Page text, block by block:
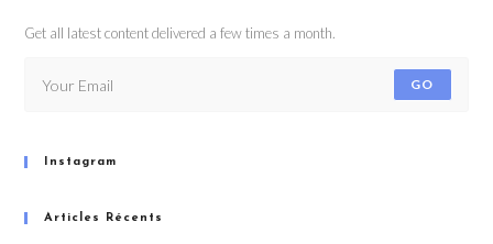
Get all latest content delivered a few times a month.
GO
Instagram
Articles Récents